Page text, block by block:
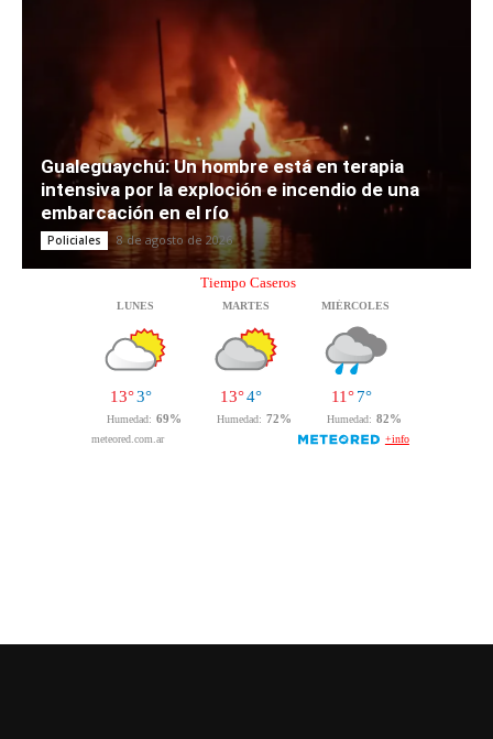
Gualeguaychú: Un hombre está en terapia
intensiva por la exploción e incendio de una
embarcación en el río
Policiales 8 de agosto de 2026